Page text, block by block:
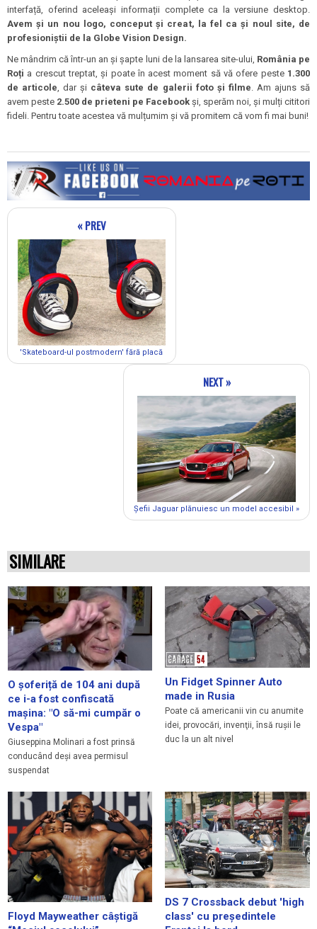
interfață, oferind aceleași informații complete ca la versiune desktop.
Avem și un nou logo, conceput și creat, la fel ca și noul site, de
profesioniștii de la Globe Vision Design.
Ne mândrim că într-un an și șapte luni de la lansarea site-ului, România pe
Roți a crescut treptat, și poate în acest moment să vă ofere peste 1.300
de articole , dar și câteva sute de galerii foto și filme . Am ajuns să
avem peste 2.500 de prieteni pe Facebook și, sperăm noi, și mulți cititori
fideli. Pentru toate acestea vă mulțumim și vă promitem că vom fi mai buni!
« PREV
'Skateboard-ul postmodern' fără placă
NEXT »
Șefii Jaguar plănuiesc un model accesibil »
SIMILARE
O şoferiță de 104 ani după
ce i-a fost confiscată
maşina: "O să-mi cumpăr o
Vespa"
Giuseppina Molinari a fost prinsă
conducând deşi avea permisul
suspendat
Un Fidget Spinner Auto
made in Rusia
Poate că americanii vin cu anumite
idei, provocări, invenţii, însă ruşii le
duc la un alt nivel
Floyd Mayweather câștigă
DS 7 Crossback debut 'high
class' cu preşedintele